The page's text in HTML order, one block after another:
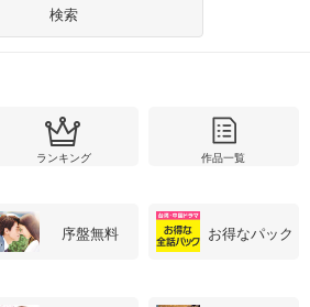
ランキング 作品一覧
序盤無料 お得なパック